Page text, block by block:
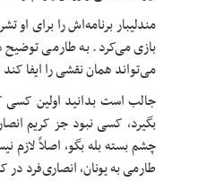
مندلیبار برنامه‌اش را برای
بازی می‌کرد. به طارمی
می‌تواند همان نقشی را ایفا
جالب است بدانید اولین کسی
بگیرد، کسی نبود جز کریم
چشم بسته بله بگو، اصلاً
طارمی به یونان، انصاری‌فرد در